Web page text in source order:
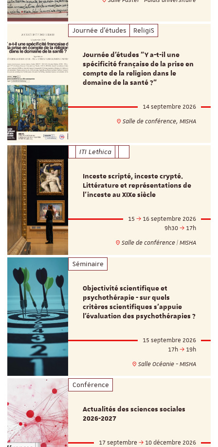
Journée d'études ReligiS
Journée d’études "Y a-t-il une
spécificité française de la prise en
compte de la religion dans le
domaine de la santé ?"
14 septembre 2026
Salle de conférence, MISHA
ITI Lethica
Inceste scripté, inceste crypté.
Littérature et représentations de
l’inceste au XIXe siècle
15
16 septembre 2026
9h30
17h
Salle de conférence | MISHA
Séminaire
Objectivité scientifique et
psychothérapie - sur quels
critères scientifiques s'appuie
l'évaluation des psychothérapies ?
15 septembre 2026
17h
19h
Salle Océanie - MISHA
Conférence
Actualités des sciences sociales
2026-2027
17 septembre
10 décembre 2026